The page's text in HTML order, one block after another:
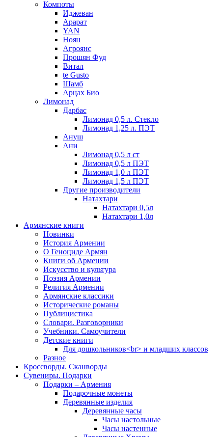
Компоты
Иджеван
Арарат
YAN
Ноян
Агроянс
Прошян Фуд
Витал
te Gusto
Шамб
Арцах Био
Лимонад
Дарбас
Лимонад 0,5 л. Стекло
Лимонад 1,25 л. ПЭТ
Ануш
Ани
Лимонад 0,5 л ст
Лимонад 0,5 л ПЭТ
Лимонад 1,0 л ПЭТ
Лимонад 1,5 л ПЭТ
Другие производители
Натахтари
Натахтари 0,5л
Натахтари 1,0л
Армянские книги
Новинки
История Армении
О Геноциде Армян
Книги об Армении
Иcкусство и культура
Поэзия Армении
Религия Армении
Армянские классики
Исторические романы
Публицистика
Словари. Разговорники
Учебники. Самоучители
Детские книги
Для дошкольников<br> и младших классов
Разное
Кроссворды. Сканворды
Сувениры. Подарки
Подарки – Армения
Подарочные монеты
Деревянные изделия
Деревянные часы
Часы настольные
Часы настенные